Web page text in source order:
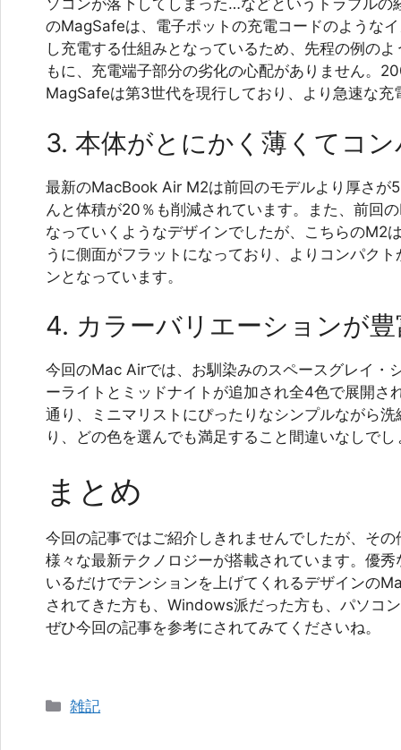
ソコンが落下してしまった…などというトラブルの
のMagSafeは、電子ポットの充電コードのような
し充電する仕組みとなっているため、先程の例の
もに、充電端子部分の劣化の心配がありません。
MagSafeは第3世代を現行しており、より急速な充
3. 本体がとにかく薄くてコ
最新のMacBook Air M2は前回のモデルより厚さが
んと体積が20％も削減されています。また、前回
なっていくようなデザインでしたが、こちらのM2
うに側面がフラットになっており、よりコンパク
ンとなっています。
4. カラーバリエーションが
今回のMac Airでは、お馴染みのスペースグレイ・
ーライトとミッドナイトが追加され全4色で展開さ
通り、ミニマリストにぴったりなシンプルながら
り、どの色を選んでも満足すること間違いなしでし
まとめ
今回の記事ではご紹介しきれませんでしたが、そ
様々な最新テクノロジーが搭載されています。優
いるだけでテンションを上げてくれるデザインの
されてきた方も、Windows派だった方も、パソコ
ぜひ今回の記事を参考にされてみてくださいね。
カ
雑記